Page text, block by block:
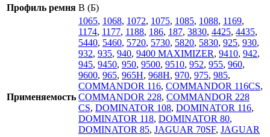
Профиль ремня B (Б)
Применяемость
1065, 1068, 1072, 1075, 1085, 1088, 1169,
1174, 1177, 1188, 186, 187, 3830, 4425, 4435,
5440, 5460, 5720, 5730, 5820, 5830, 925, 930,
932, 935, 940, 9400 MAXIMIZER, 9410, 942,
945, 9450, 950, 9500, 9510, 952, 955, 960,
9600, 965, 965H, 968H, 970, 975, 985,
COMMANDOR 116, COMMANDOR 116CS,
COMMANDOR 228, COMMANDOR 228
CS, DOMINATOR 108, DOMINATOR 116,
DOMINATOR 118, DOMINATOR 80,
DOMINATOR 85, JAGUAR 70SF, JAGUAR